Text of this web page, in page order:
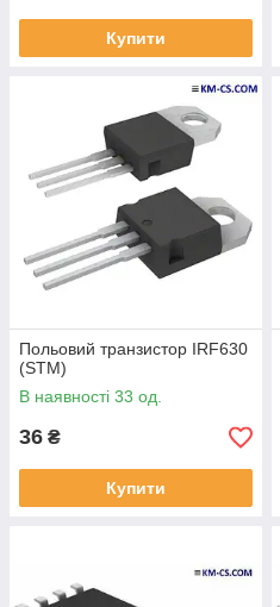
Купити
Польовий транзистор IRF630
(STM)
В наявності 33 од.
36 ₴
Купити